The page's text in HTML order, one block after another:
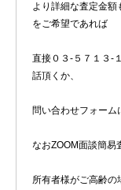
より詳細な査定金額
をご希望であれば
直接０３-５７１３-
話頂くか、
問い合わせフォーム
なおZOOM面談簡易
所有者様がご高齢